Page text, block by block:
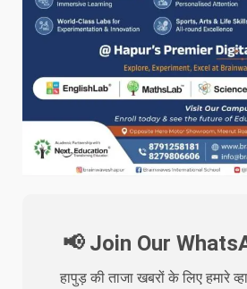
📢 Join Our
हापुड़ की ताजा खबरों के लिए हमारे